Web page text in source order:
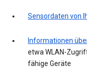
Sensordaten von
Informationen
etwa WLAN-
fähige Geräte